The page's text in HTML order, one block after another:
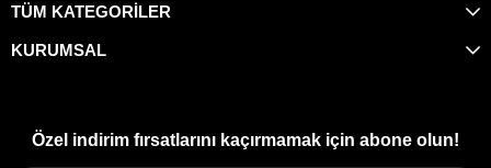
TÜM KATEGORİLER
KURUMSAL
Özel indirim fırsatlarını kaçırmamak için abone olun!